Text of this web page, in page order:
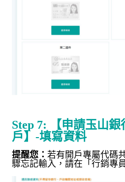
Step 7:
【申請玉山
戶】 -填寫資料
提醒您： 若有開戶專屬代碼
驟忘記輸入，請在「行銷專